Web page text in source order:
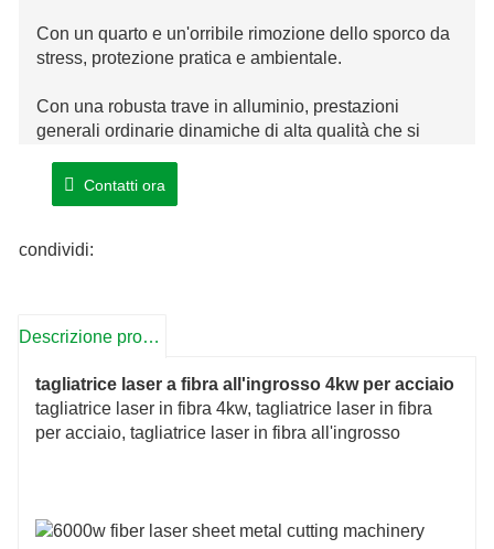
Con un quarto e un'orribile rimozione dello sporco da
stress, protezione pratica e ambientale.
Con una robusta trave in alluminio, prestazioni
generali ordinarie dinamiche di alta qualità che si
Con il corpo del materasso saldato, maggiore
Contatti ora
condividi:
Descrizione prodotto
tagliatrice laser a fibra all'ingrosso 4kw per acciaio
tagliatrice laser in fibra 4kw, tagliatrice laser in fibra
per acciaio, tagliatrice laser in fibra all'ingrosso